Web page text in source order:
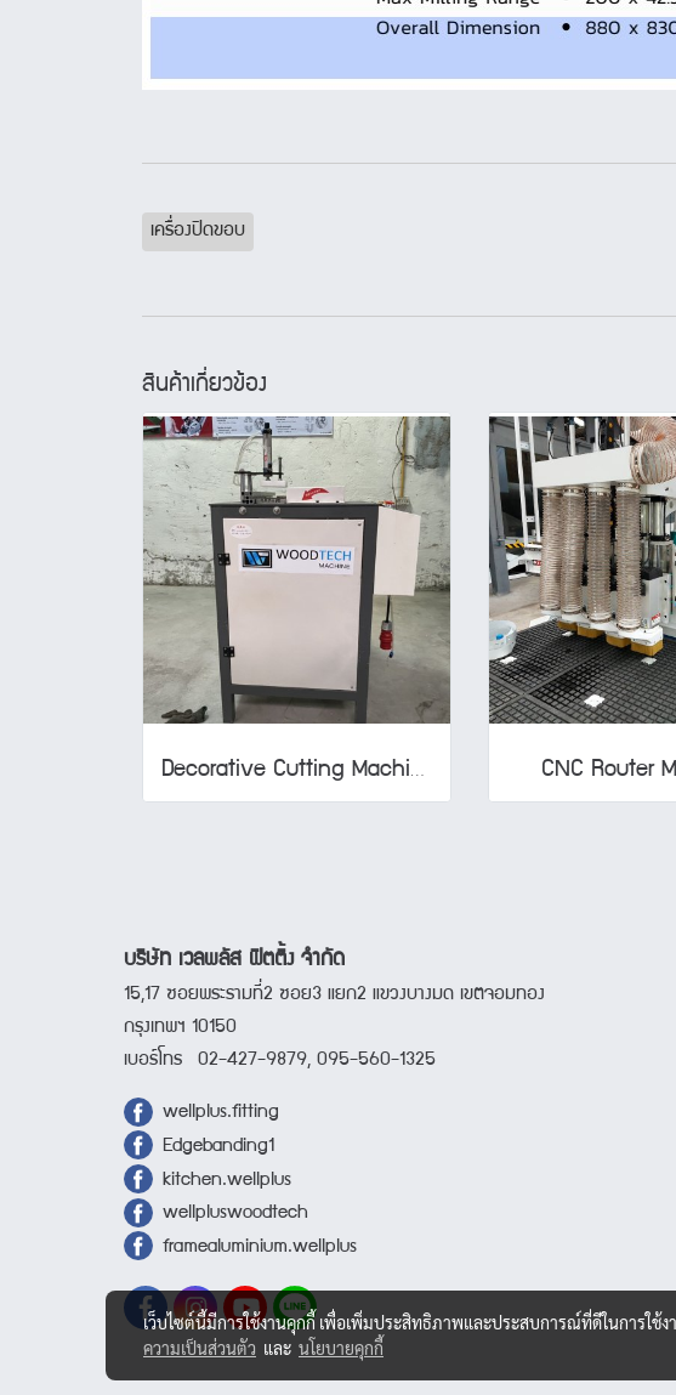
เครื่องปิดขอบ
สินค้าเกี่ยวข้อง
Decorative Cutting Machine CNC Router
บริษัท เวลพลัส ฟิตติ้ง จำกัด
15,17 ซอยพระรามที่2 ซอย3 แยก2 แขวงบางมด เขตจอมทอง
กรุงเทพฯ 10150
เบอร์โทร 02-427-9879, 095-560-1325
wellplus.fitting
Edgebanding1
kitchen.wellplus
wellpluswoodtech
framealuminium.wellplus
เว็บไซต์นี้มีการใช้งานคุกกี้ เพื่อเพิ่มประสิทธิภาพและประสบการณ์ที่ดีในการใช้
ความเป็นส่วนตัว และ นโยบายคุกกี้